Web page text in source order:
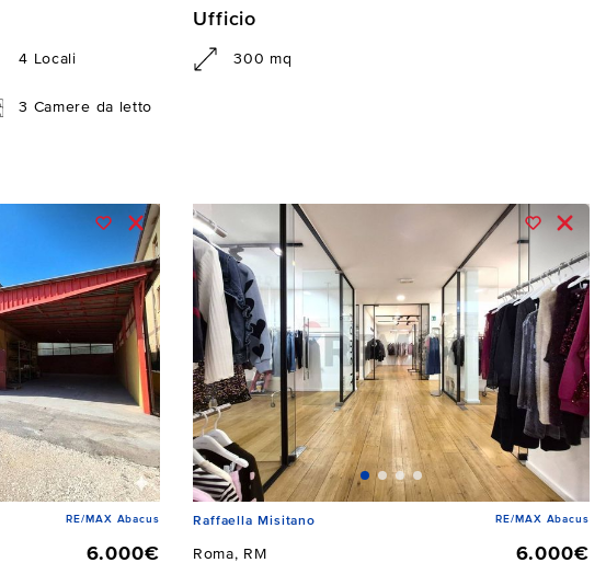
4 Locali
3 Camere da letto
Ufficio
300 mq
RE/MAX Abacus
6.000€
Raffaella Misitano RE/MAX Abacus
Roma, RM
6.000€